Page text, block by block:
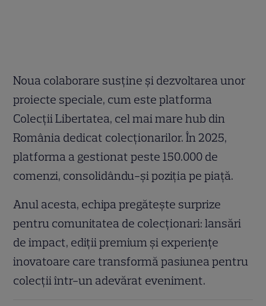
Noua colaborare susține și dezvoltarea unor
proiecte speciale, cum este platforma
Colecții Libertatea, cel mai mare hub din
România dedicat colecționarilor. În 2025,
platforma a gestionat peste 150.000 de
comenzi, consolidându-și poziția pe piață.
Anul acesta, echipa pregătește surprize
pentru comunitatea de colecționari: lansări
de impact, ediții premium și experiențe
inovatoare care transformă pasiunea pentru
colecții într-un adevărat eveniment.